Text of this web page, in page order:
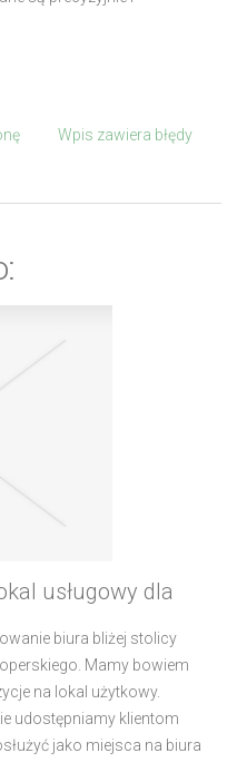
Wpis zawiera błędy
usługowy dla
biura bliżej stolicy
Mamy bowiem
na lokal użytkowy.
udostępniamy klientom
jako miejsca na biura